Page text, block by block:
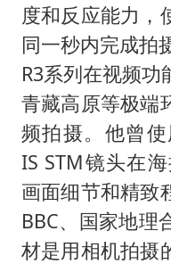
度和反应能力，
同一秒内完成拍
R3系列在视频
青藏高原等极端
频拍摄。他曾使
IS STM镜头在
画面细节和精致
BBC、国家地理
材是用相机拍摄